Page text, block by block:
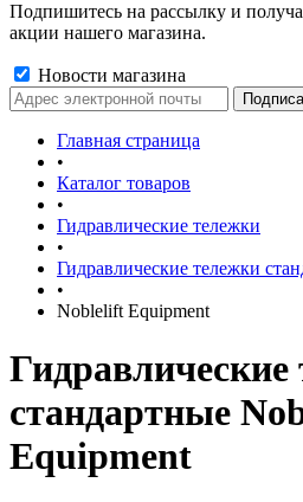
Подпишитесь на рассылку и
акции нашего магазина.
Новости магазина
Главная страница
•
Каталог товаров
•
Гидравлические тележки
•
Гидравлические тележки
•
Noblelift Equipment
Гидравлические
стандартные
Equipment